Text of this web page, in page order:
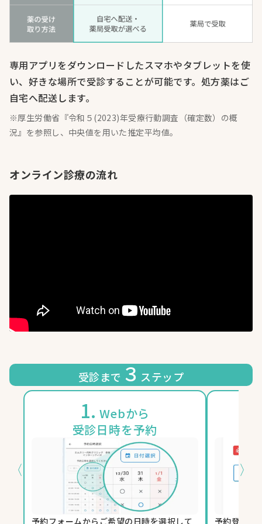
専用アプリをダウンロードしたスマホやタブレットを使
い、好きな場所で受診することが可能です。処方薬はご
自宅へ配送します。
※厚生労働省『令和５(2023)年受療行動調査（確定数）の概
況』を参照し、中央値を用いた推定平均値。
オンライン診療の流れ
受診まで３ステップ
〈
1. Webから
受診日時を予約
予約フォームからご希望の日時を選択して 予約登録時
〉